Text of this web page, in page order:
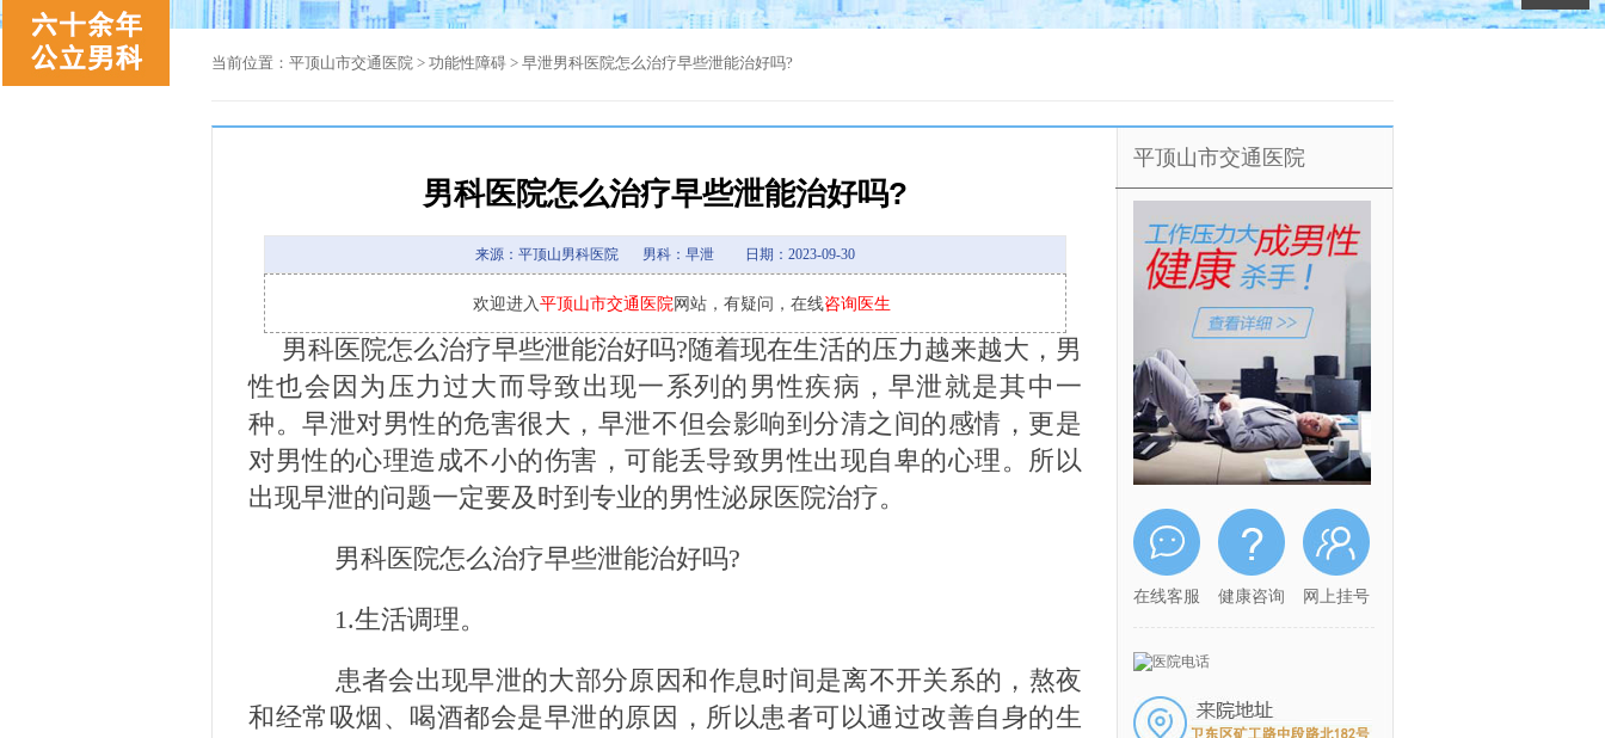
当前位置： 平顶山市交通医院 > 功能性障碍 > 早泄男科医院怎么治疗早些泄能治好吗?
男科医院怎么治疗早些泄能治好吗?
来源：平顶山男科医院 男科：早泄 日期：2023-09-30
欢迎进入平顶山市交通医院网站，有疑问，在线咨询医生
男科医院怎么治疗早些泄能治好吗?随着现在生活的压力越来越大，男
性也会因为压力过大而导致出现一系列的男性疾病，早泄就是其中一
种。早泄对男性的危害很大，早泄不但会影响到分清之间的感情，更是
对男性的心理造成不小的伤害，可能丢导致男性出现自卑的心理。所以
出现早泄的问题一定要及时到专业的男性泌尿医院治疗。
男科医院怎么治疗早些泄能治好吗?
1.生活调理。
患者会出现早泄的大部分原因和作息时间是离不开关系的，熬夜
和经常吸烟、喝酒都会是早泄的原因，所以患者可以通过改善自身的生
平顶山市交通医院
在线客服 健康咨询 网上挂号